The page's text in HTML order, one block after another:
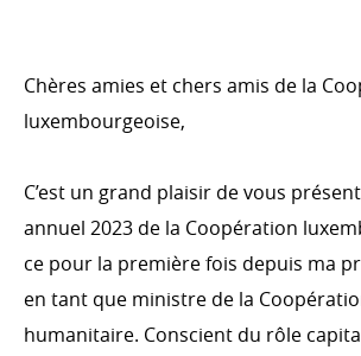
Le Fonds de la Coopération au
2023
Évolution de l’aide publique au
LA COOPÉRATION
PARTENAIRES
Chères amies et chers amis de la
luxembourgeoise,
C’est un grand plaisir de vous
annuel 2023 de la Coopération
ce pour la première fois depuis ma
en tant que ministre de la
humanitaire. Conscient du rôle